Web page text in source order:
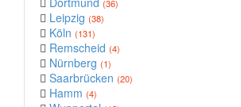
(36)
Leipzig (38)
Köln (131)
Remscheid (4)
Nürnberg (1)
Saarbrücken (20)
Hamm (4)